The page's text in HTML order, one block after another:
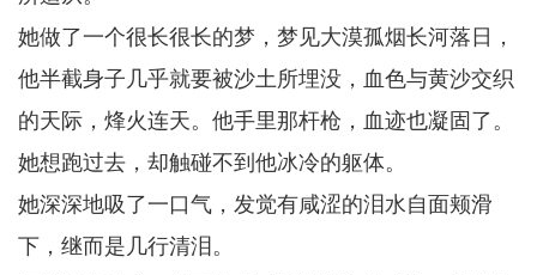
她做了一个很长很长的梦，梦见大漠孤烟长河落日，
他半截身子几乎就要被沙土所埋没，血色与黄沙交织
的天际，烽火连天。他手里那杆枪，血迹也凝固了。
她想跑过去，却触碰不到他冰冷的躯体。
她深深地吸了一口气，发觉有咸涩的泪水自面颊滑
下，继而是几行清泪。